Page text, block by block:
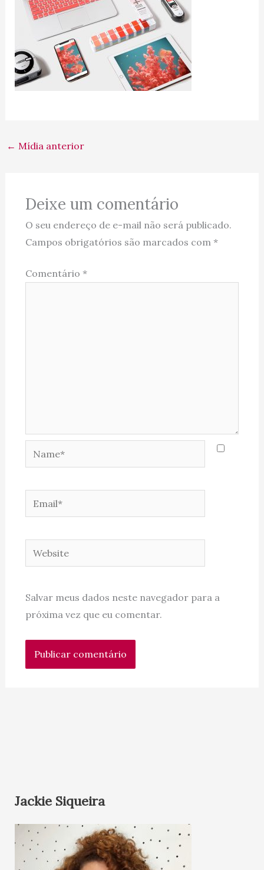
← Mídia anterior
Deixe um comentário
O seu endereço de e-mail não será publicado.
Campos obrigatórios são marcados com *
Comentário *
Name*
Email*
Website
Salvar meus dados neste navegador para a
próxima vez que eu comentar.
Jackie Siqueira